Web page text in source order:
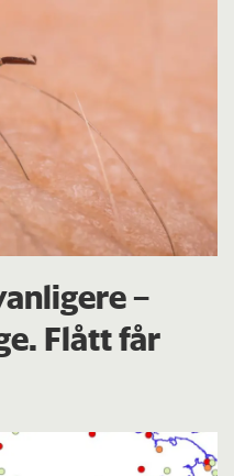
–
Flått får